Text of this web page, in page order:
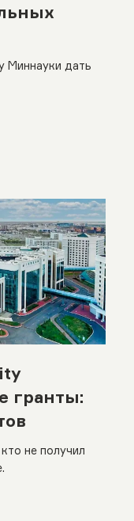
Миннауки дать
гранты:
не получил